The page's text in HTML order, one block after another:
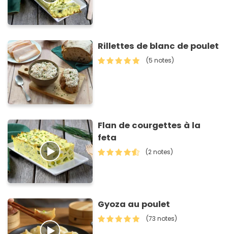
Rillettes de blanc de poulet
(5 notes)
Flan de courgettes à la
feta
(2 notes)
Gyoza au poulet
(73 notes)